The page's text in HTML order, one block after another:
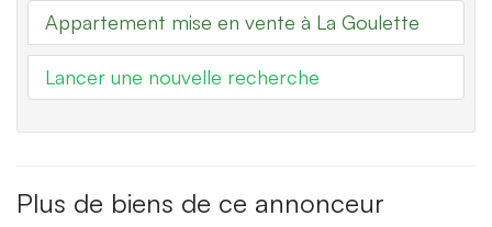
Appartement mise en vente à La Goulette
Lancer une nouvelle recherche
Plus de biens de ce annonceur